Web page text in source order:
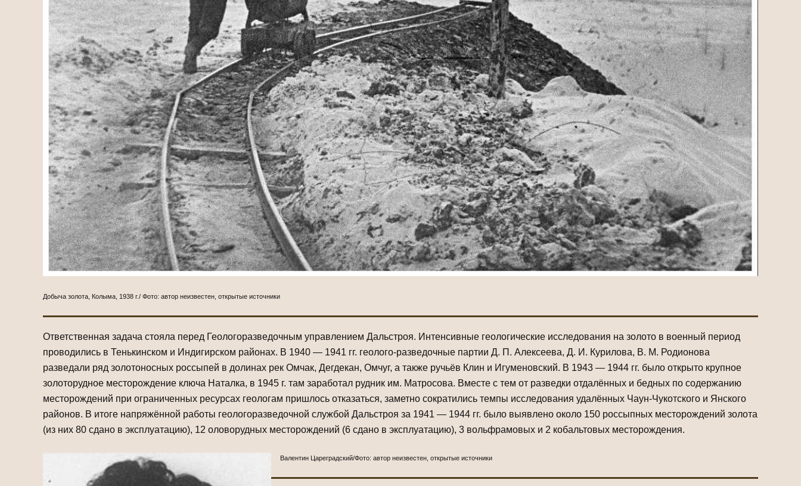
Добыча золота, Колыма, 1938 г./ Фото: автор неизвестен, открытые источники
Ответственная задача стояла перед Геологоразведочным управлением Дальстроя. Интенсивные геологические исследования на золото в военный период
проводились в Тенькинском и Индигирском районах. В 1940 — 1941 гг. геолого-разведочные партии Д. П. Алексеева, Д. И. Курилова, В. М. Родионова
разведали ряд золотоносных россыпей в долинах рек Омчак, Дегдекан, Омчуг, а также ручьёв Клин и Игуменовский. В 1943 — 1944 гг. было открыто крупное
золоторудное месторождение ключа Наталка, в 1945 г. там заработал рудник им. Матросова. Вместе с тем от разведки отдалённых и бедных по содержанию
месторождений при ограниченных ресурсах геологам пришлось отказаться, заметно сократились темпы исследования удалённых Чаун-Чукотского и Янского
районов. В итоге напряжённой работы геологоразведочной службой Дальстроя за 1941 — 1944 гг. было выявлено около 150 россыпных месторождений золота
(из них 80 сдано в эксплуатацию), 12 оловорудных месторождений (6 сдано в эксплуатацию), 3 вольфрамовых и 2 кобальтовых месторождения.
Валентин Цареградский/Фото: автор неизвестен, открытые источники